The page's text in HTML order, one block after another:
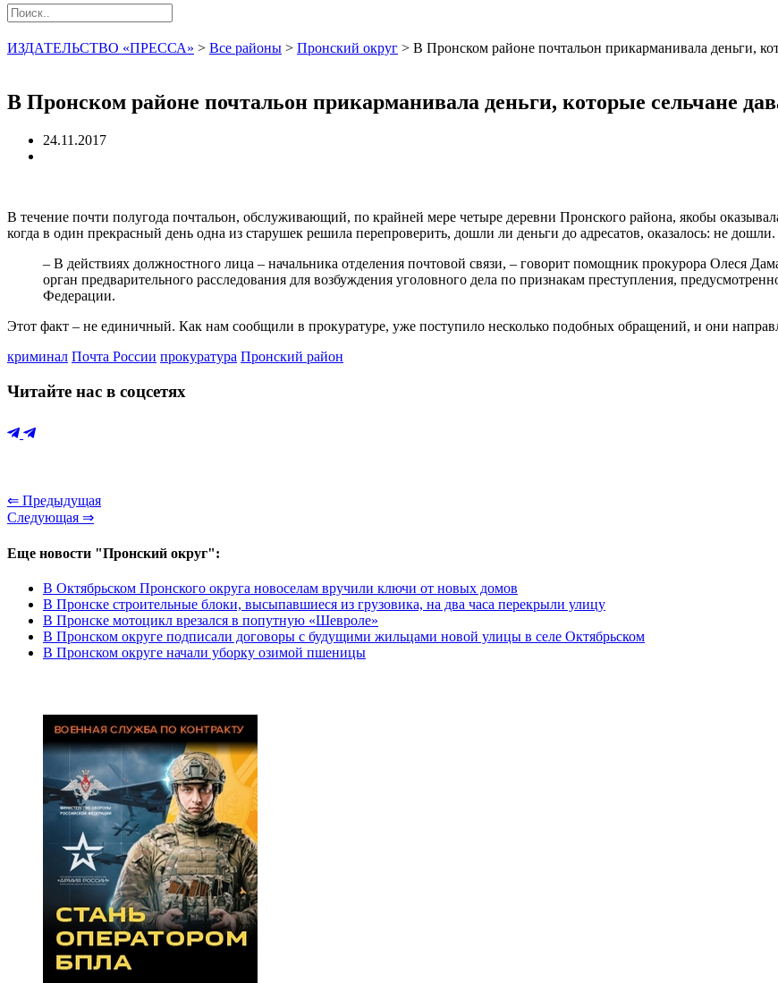
ИЗДАТЕЛЬСТВО «ПРЕССА» > Все районы > Пронский округ > В Пронском районе почтальон прикарманивала деньги,
В Пронском районе почтальон прикарманивала деньги, которые сельчане
24.11.2017
В течение почти полугода почтальон, обслуживающий, по крайней мере четыре деревни Пронского района, якобы
когда в один прекрасный день одна из старушек решила перепроверить, дошли ли деньги до адресатов, оказалось: не
– В действиях должностного лица – начальника отделения почтовой связи, – говорит помощник прокурора Олеся
орган предварительного расследования для возбуждения уголовного дела по признакам преступления,
Федерации.
Этот факт – не единичный. Как нам сообщили в прокуратуре, уже поступило несколько подобных обращений, и они
криминал Почта России прокуратура Пронский район
Читайте нас в соцсетях
⇐ Предыдущая
Следующая ⇒
Еще новости "Пронский округ":
В Октябрьском Пронского округа новоселам вручили ключи от новых домов
В Пронске строительные блоки, высыпавшиеся из грузовика, на два часа перекрыли улицу
В Пронске мотоцикл врезался в попутную «Шевроле»
В Пронском округе подписали договоры с будущими жильцами новой улицы в селе Октябрьском
В Пронском округе начали уборку озимой пшеницы